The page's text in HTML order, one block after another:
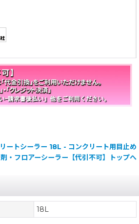
ートシーラー 18L - コンクリート用目止め
剤・フロアーシーラー【代引不可】トップへ
18L